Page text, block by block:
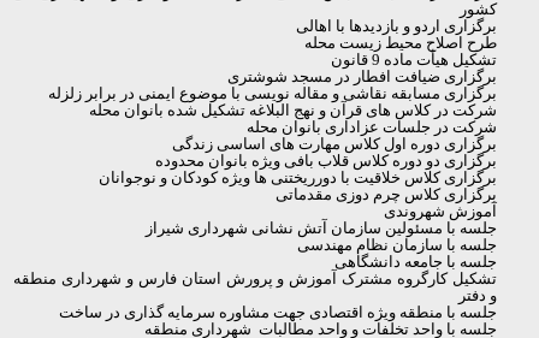
کشور
برگزاری اردو و بازدیدها با اهالی
طرح اصلاح محیط زیست محله
تشکیل هیأت ماده 9 قانون
برگزاری ضیافت افطار در مسجد شوشتری
برگزاری مسابقه نقاشی و مقاله نویسی با موضوع ایمنی در برابر زلزله
شرکت در کلاس های قرآن و نهج البلاغه تشکیل شده بانوان محله
شرکت در جلسات عزاداری بانوان محله
برگزاری دوره اول کلاس مهارت های اساسی زندگی
برگزاری دو دوره کلاس قلاب بافی ویژه بانوان محدوده
برگزاری کلاس خلاقیت با دورریختنی ها ویژه کودکان و نوجوانان
برگزاری کلاس چرم دوزی مقدماتی
آموزش شهروندی
جلسه با مسئولین سازمان آتش نشانی شهرداری شیراز
جلسه با سازمان نظام مهندسی
جلسه با جامعه دانشگاهی
تشکیل کارگروه مشترک آموزش و پرورش استان فارس و شهرداری منطقه
و دفتر
جلسه با منطقه ویژه اقتصادی جهت مشاوره سرمایه گذاری در ساخت
جلسه با واحد تخلفات و واحد مطالبات شهرداری منطقه